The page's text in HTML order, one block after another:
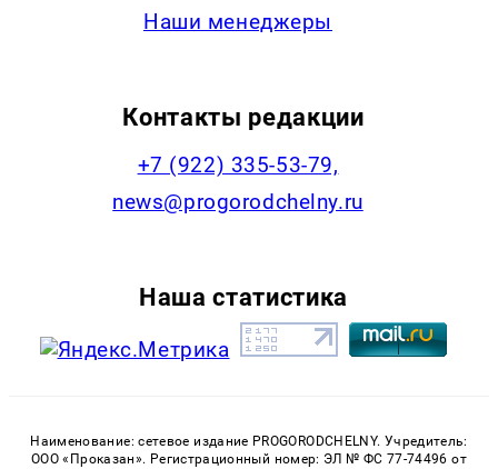
Наши менеджеры
Контакты редакции
+7 (922) 335-53-79,
news@progorodchelny.ru
Наша статистика
Наименование: сетевое издание PROGORODCHELNY. Учредитель:
ООО «Проказан». Регистрационный номер: ЭЛ № ФС 77-74496 от